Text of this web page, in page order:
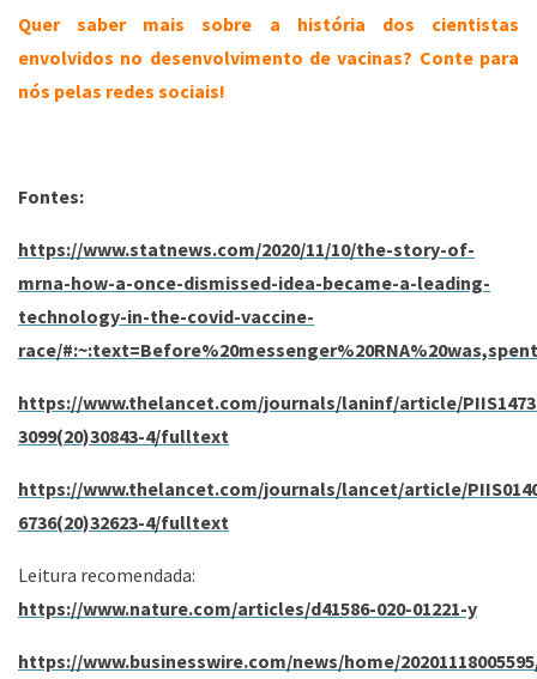
Quer saber mais sobre a história dos cientistas
envolvidos no desenvolvimento de vacinas? Conte para
nós pelas redes sociais!
Fontes:
https://www.statnews.com/2020/11/10/the-story-of-
mrna-how-a-once-dismissed-idea-became-a-leading-
technology-in-the-covid-vaccine-
race/
https://www.thelancet.com/journals/laninf/article/
3099(20)30843-4/fulltext
https://www.thelancet.com/journals/lancet/article/
6736(20)32623-4/fulltext
Leitura recomendada:
https://www.nature.com/articles/d41586-020-01221-y
https://www.businesswire.com/news/home/